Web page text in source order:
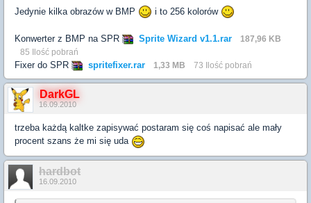
Jedynie kilka obrazów w BMP i to 256 kolorów
Konwerter z BMP na SPR Sprite Wizard v1.1.rar
187,96 KB
85 Ilość pobrań
Fixer do SPR spritefixer.rar 1,33 MB 73 Ilość pobrań
DarkGL
16.09.2010
trzeba każdą kaltke zapisywać postaram się coś napisać ale mały
procent szans że mi się uda
hardbot
16.09.2010